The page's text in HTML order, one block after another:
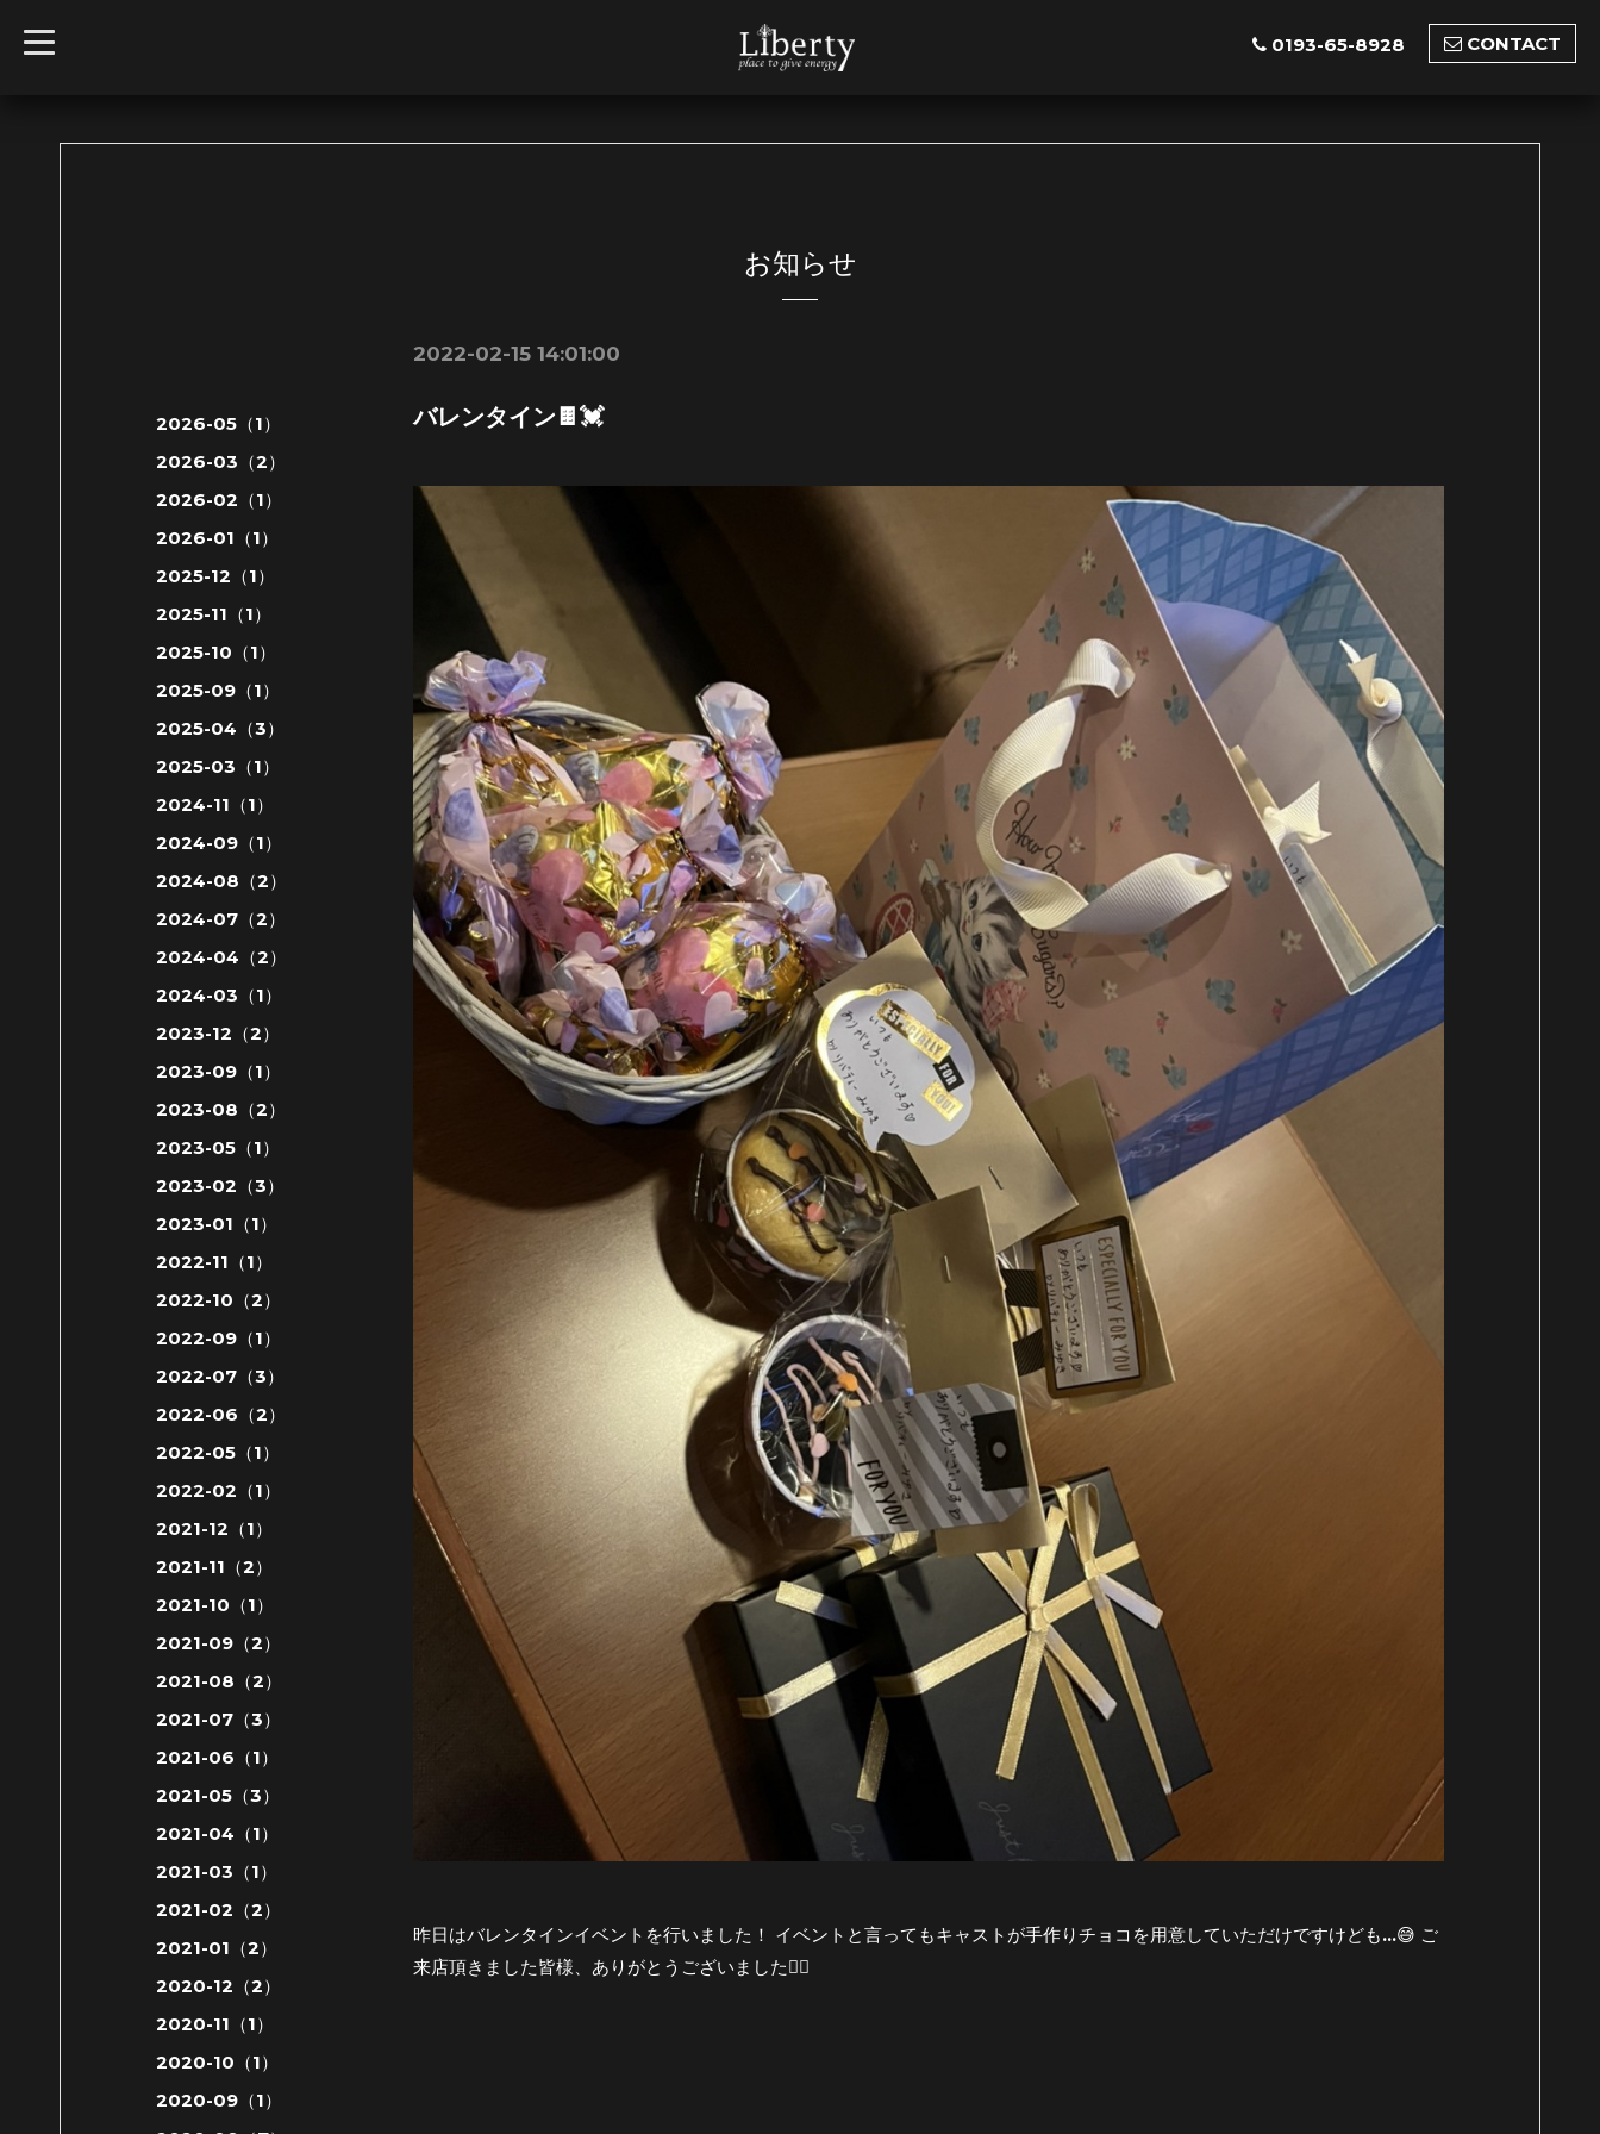
t
o
0193-65-8928 CONTACT
お知らせ
2022-02-15 14:01:00
バレンタイン🍫💓
昨日はバレンタインイベントを行いました！ イベントと言ってもキャストが手作りチョコを用意していただけですけども...😅 ご
来店頂きました皆様、ありがとうございました🙇‍♂️
2026-05（1）
2026-03（2）
2026-02（1）
2026-01（1）
2025-12（1）
2025-11（1）
2025-10（1）
2025-09（1）
2025-04（3）
2025-03（1）
2024-11（1）
2024-09（1）
2024-08（2）
2024-07（2）
2024-04（2）
2024-03（1）
2023-12（2）
2023-09（1）
2023-08（2）
2023-05（1）
2023-02（3）
2023-01（1）
2022-11（1）
2022-10（2）
2022-09（1）
2022-07（3）
2022-06（2）
2022-05（1）
2022-02（1）
2021-12（1）
2021-11（2）
2021-10（1）
2021-09（2）
2021-08（2）
2021-07（3）
2021-06（1）
2021-05（3）
2021-04（1）
2021-03（1）
2021-02（2）
2021-01（2）
2020-12（2）
2020-11（1）
2020-10（1）
2020-09（1）